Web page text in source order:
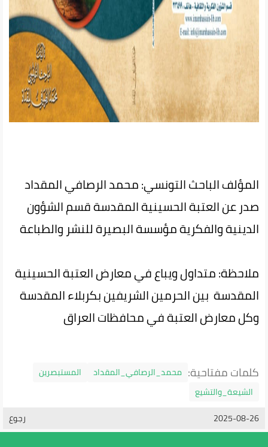
المؤلف الباحث التونسي: محمد الرصافي المقداد
صدر عن العتبة الحسينية المقدسة قسم الشؤون
الدينية والفكرية مؤسسة البصيرة للنشر والطباعة
ملاحظة: متداول ويباع في معارض العتبة الحسينية
المقدسة بين الحرمين الشريفين بكربلاء المقدسة
وكل معارض العتبة في محافظات العراق
كلمات مفتاحية: محمد_الرصافي_المقداد
المستبصرين
الشيعة_والتشيع
رجوع
2025-08-26